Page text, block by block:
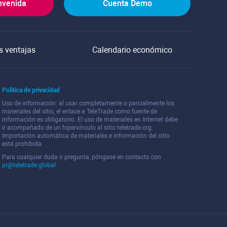
Cuenta Demo
ventajas Calendario económico
Política de privacidad
Uso de información: al usar completamente o parcialmente los
materiales del sitio, el enlace a TeleTrade como fuente de
información es obligatorio. El uso de materiales en Internet debe
ir acompañado de un hipervínculo al sitio teletrade.org.
Importación automática de materiales e información del sitio
está prohibida.
Para cualquier duda o pregunta, póngase en contacto con
pr@teletrade.global .